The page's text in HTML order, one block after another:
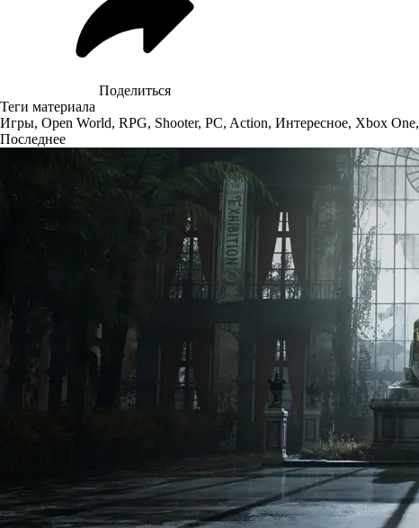
Поделиться
Теги материала
Игры, Open World, RPG, Shooter, PC, Action, Интересное, Xbox One,
Последнее